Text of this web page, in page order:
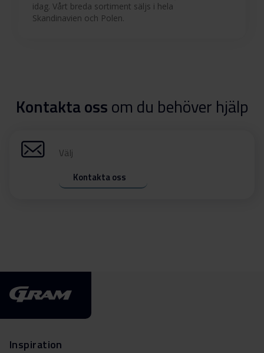
idag. Vårt breda sortiment säljs i hela
Skandinavien och Polen.
Kontakta ossom du behöver hjälp
Välj
Kontakta oss
Inspiration